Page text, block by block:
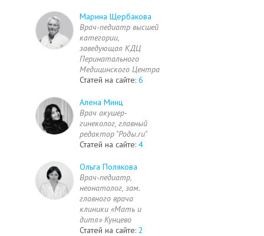
Марина Щербакова
Врач-педиатр высшей
категории,
заведующая КДЦ
Перинатального
Медицинского Центра
Статей на сайте: 6
Алена Минц
Врач акушер-
гинеколог, главный
редактор "Роды.ru"
Статей на сайте: 4
Ольга Полякова
Врач-педиатр,
неонатолог, зам.
главного врача
клиники «Мать и
дитя» Кунцево
Статей на сайте: 2